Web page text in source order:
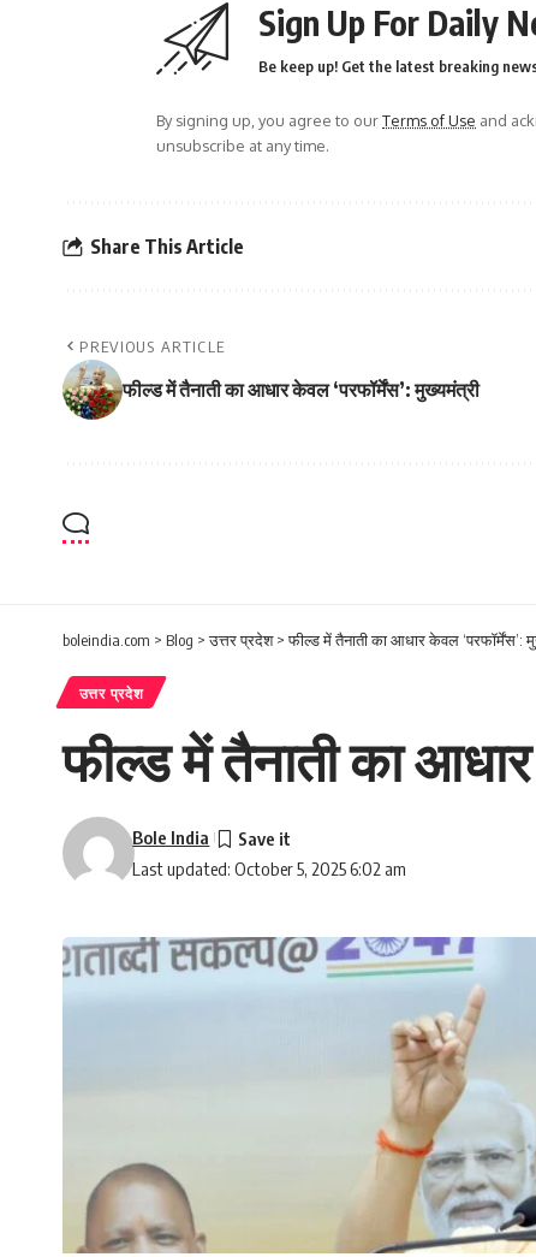
Sign Up For Daily
Be keep up! Get the latest breaking
By signing up, you agree to ourTerms of Use and
unsubscribe at any time.
Share This Article
PREVIOUS ARTICLE
फील्ड में तैनाती का आधार केवल ‘परफॉर्मेंस’: मुख्यमंत्री
boleindia.com > Blog >उत्तर प्रदेश>फील्ड में तैनाती का आधार केवल ‘परफॉर्मेंस’:
उत्तर प्रदेश
फील्ड में तैनाती का
Last updated: October 5, 2025 6:02 am
Bole India